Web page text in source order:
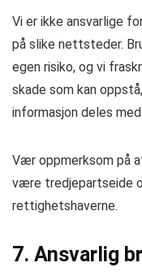
Vi er ikke ansvarlige
på slike nettsteder.
egen risiko, og vi
skade som kan
informasjon deles
Vær oppmerksom på
være tredjepartseide
rettighetshaverne.
7. Ansvarlig